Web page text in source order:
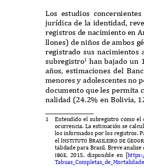
Los estudios
jurídica de la identidad,
registros de nacimiento en A
llones) de niños de ambos
registrado sus nacimientos
subregistro1han bajado un
años,estimaciones del B
menores y adolescentes no
documentoque les permita
nalidad (24.2% en Bolivia,
1 Entendido el subregistro como el
ocurrencia. La estimación se
los informados por los registros. P
elInstituto Brasileiro de
talidade para Brasil. Breve analise
ibge, 2015, disponible en [https
Tabuas _Completas de _Mortalidade